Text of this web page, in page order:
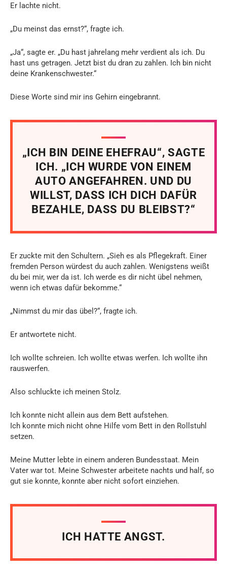
Er lachte nicht.
„Du meinst das ernst?“, fragte ich.
„Ja“, sagte er. „Du hast jahrelang mehr verdient als ich. Du
hast uns getragen. Jetzt bist du dran zu zahlen. Ich bin nicht
deine Krankenschwester.“
Diese Worte sind mir ins Gehirn eingebrannt.
„ICH BIN DEINE EHEFRAU“, SAGTE
ICH. „ICH WURDE VON EINEM
AUTO ANGEFAHREN. UND DU
WILLST, DASS ICH DICH DAFÜR
BEZAHLE, DASS DU BLEIBST?“
Er zuckte mit den Schultern. „Sieh es als Pflegekraft. Einer
fremden Person würdest du auch zahlen. Wenigstens weißt
du bei mir, wer da ist. Ich werde es dir nicht übel nehmen,
wenn ich etwas dafür bekomme.“
„Nimmst du mir das übel?“, fragte ich.
Er antwortete nicht.
Ich wollte schreien. Ich wollte etwas werfen. Ich wollte ihn
rauswerfen.
Also schluckte ich meinen Stolz.
Ich konnte nicht allein aus dem Bett aufstehen.
Ich konnte mich nicht ohne Hilfe vom Bett in den Rollstuhl
setzen.
Meine Mutter lebte in einem anderen Bundesstaat. Mein
Vater war tot. Meine Schwester arbeitete nachts und half, so
gut sie konnte, konnte aber nicht sofort einziehen.
ICH HATTE ANGST.